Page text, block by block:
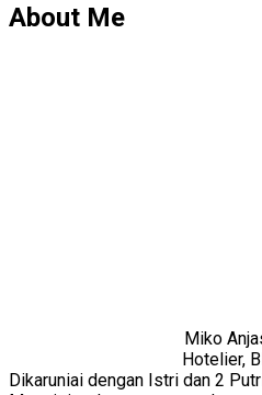
About Me
Miko
Hotelier,
Dikaruniai dengan Istri dan 2